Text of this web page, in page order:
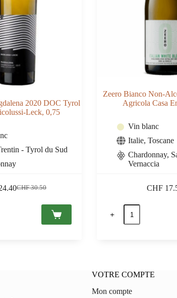
2020 DOC Tyrol
Leck, 0,75
- Tyrol du Sud
CHF30.50
Le
Le
Zeero Bianco Non-
Agricola Casa
Vin blanc
Italie, Toscane
Chardonnay,
Vernaccia
CHF
quantité
de
Zeero
Casa
0,75
VOTRE COMPTE
Mon compte